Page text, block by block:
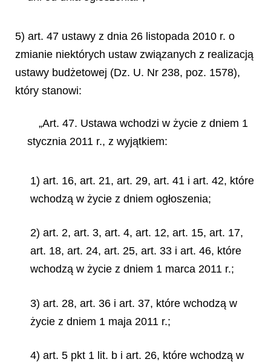
5) art. 47 ustawy z dnia 26 listopada 2010 r. o
zmianie niektórych ustaw związanych z realizacją
ustawy budżetowej (Dz. U. Nr 238, poz. 1578),
który stanowi:
„Art. 47. Ustawa wchodzi w życie z dniem 1
stycznia 2011 r., z wyjątkiem:
1) art. 16, art. 21, art. 29, art. 41 i art. 42, które
wchodzą w życie z dniem ogłoszenia;
2) art. 2, art. 3, art. 4, art. 12, art. 15, art. 17,
art. 18, art. 24, art. 25, art. 33 i art. 46, które
wchodzą w życie z dniem 1 marca 2011 r.;
3) art. 28, art. 36 i art. 37, które wchodzą w
życie z dniem 1 maja 2011 r.;
4) art. 5 pkt 1 lit. b i art. 26, które wchodzą w